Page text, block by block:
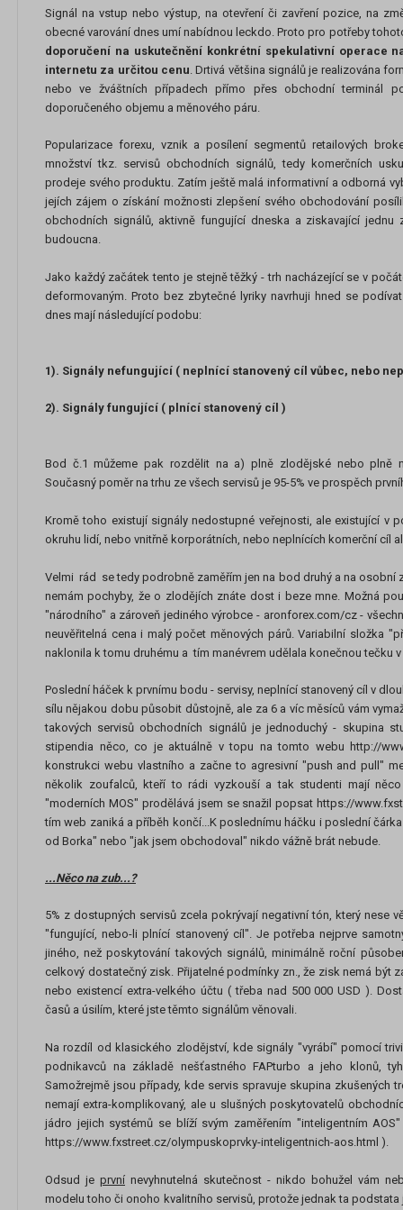
Signál na vstup nebo výstup, na otevření či zavření pozice, na
obecné varování dnes umí nabídnou leckdo. Proto pro potřeby
doporučení na uskutečnění konkrétní spekulativní operace
internetu za určitou cenu. Drtivá většina signálů je realizována
nebo ve žváštních případech přímo přes obchodní terminál
doporučeného objemu a měnového páru.
Popularizace forexu, vznik a posílení segmentů retailových
množství tkz. servisů obchodních signálů, tedy komerčních
prodeje svého produktu. Zatím ještě malá informativní a odborná
jejích zájem o získání možnosti zlepšení svého obchodování
obchodních signálů, aktivně fungující dneska a ziskavající
budoucna.
Jako každý začátek tento je stejně těžký - trh nacházející se v
deformovaným. Proto bez zbytečné lyriky navrhuji hned se
dnes mají následující podobu:
1). Signály nefungující ( neplnící stanovený cíl vůbec, nebo
2). Signály fungující ( plnící stanovený cíl )
Bod č.1 můžeme pak rozdělit na a) plně zlodějské nebo plně
Současný poměr na trhu ze všech servisů je 95-5% ve prospěch
Kromě toho existují signály nedostupné veřejnosti, ale existující v
okruhu lidí, nebo vnitřně korporátních, nebo neplnících komerční cíl
Velmi rád se tedy podrobně zaměřím jen na bod druhý a na osobní
nemám pochyby, že o zlodějích znáte dost i beze mne. Možná
"národního" a zároveň jediného výrobce - aronforex.com/cz -
neuvěřitelná cena i malý počet měnových párů. Variabilní složka
naklonila k tomu druhému a tím manévrem udělala konečnou tečku
Poslední háček k prvnímu bodu - servisy, neplnící stanovený cíl v
sílu nějakou dobu působit důstojně, ale za 6 a víc měsíců vám
takových servisů obchodních signálů je jednoduchý - skupina
stipendia něco, co je aktuálně v topu na tomto webu http://
konstrukci webu vlastního a začne to agresivní "push and pull"
několik zoufalců, kteří to rádi vyzkouší a tak studenti mají
"moderních MOS" prodělává jsem se snažil popsat https://
tím web zaniká a příběh končí...K poslednímu háčku i poslední
od Borka" nebo "jak jsem obchodoval" nikdo vážně brát nebude.
...Něco na zub...?
5% z dostupných servisů zcela pokrývají negativní tón, který nese
"fungující, nebo-li plnící stanovený cíl". Je potřeba nejprve
jiného, než poskytování takových signálů, minimálně roční
celkový dostatečný zisk. Přijatelné podmínky zn., že zisk nemá být
nebo existencí extra-velkého účtu ( třeba nad 500 000 USD ).
časů a úsilím, které jste těmto signálům věnovali.
Na rozdíl od klasického zlodějství, kde signály "vyrábí" pomocí
podnikavců na základě nešťastného FAPturbo a jeho klonů,
Samožrejmě jsou případy, kde servis spravuje skupina zkušených
nemají extra-komplikovaný, ale u slušných poskytovatelů
jádro jejich systémů se blíží svým zaměřením "inteligentním
https://www.fxstreet.cz/olympuskoprvky-inteligentnich-aos.html ).
Odsud je první nevyhnutelná skutečnost - nikdo bohužel vám
modelu toho či onoho kvalitního servisů, protože jednak ta